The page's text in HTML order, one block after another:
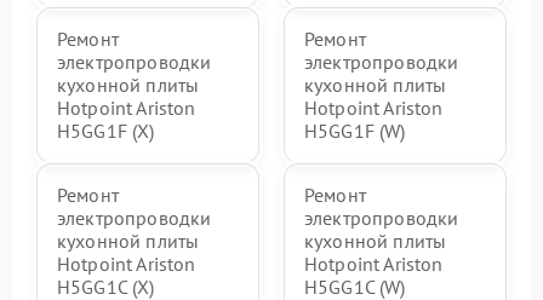
Ремонт
электропроводки
кухонной плиты
Hotpoint Ariston
H5GG1F (X)
Ремонт
электропроводки
кухонной плиты
Hotpoint Ariston
H5GG1F (W)
Ремонт
электропроводки
кухонной плиты
Hotpoint Ariston
H5GG1C (X)
Ремонт
электропроводки
кухонной плиты
Hotpoint Ariston
H5GG1C (W)